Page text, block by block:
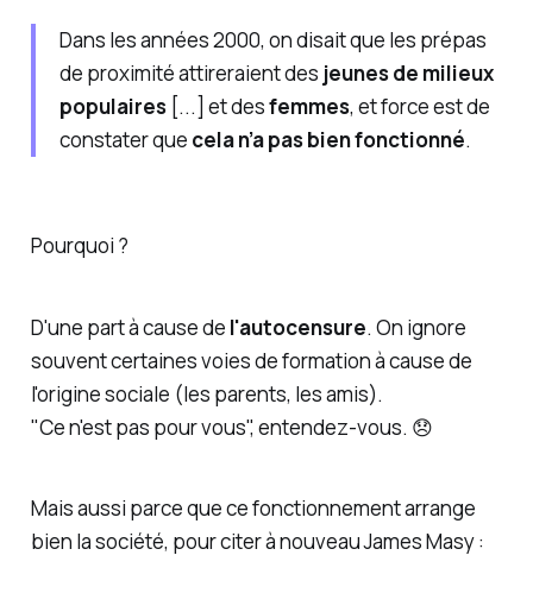
Dans les années 2000, on disait que les prépas
de proximité attireraient des jeunes de milieux
populaires[...] et desfemmes, et force est de
constater que cela n’a pas bien fonctionné.
Pourquoi ?
D'une part à cause de l'autocensure. On ignore
souvent certaines voies de formation à cause de
l'origine sociale (les parents, les amis).
"Ce n'est pas pour vous", entendez-vous. 😞
Mais aussi parce que ce fonctionnement arrange
bien la société, pour citer à nouveau James Masy :